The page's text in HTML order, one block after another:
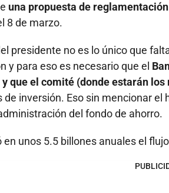
una propuesta de
8 de marzo.
presidente no es lo único que
y para eso es necesario que el
que el comité (donde estarán
inversión. Eso sin mencionar
del fondo de ahorro.
unos 5.5 billones anuales el